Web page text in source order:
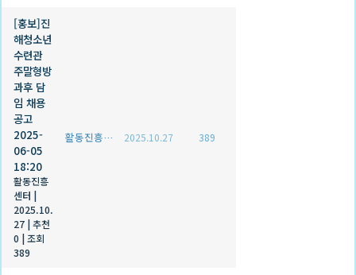
[홍보]진
해청소년
수련관
주말형방
과후 담
임 채용
공고
2025-
06-05
18:20
활동진흥
센터
2025.10.
27 추천
0
조회
389
활동진흥센터 2025.10.27 389